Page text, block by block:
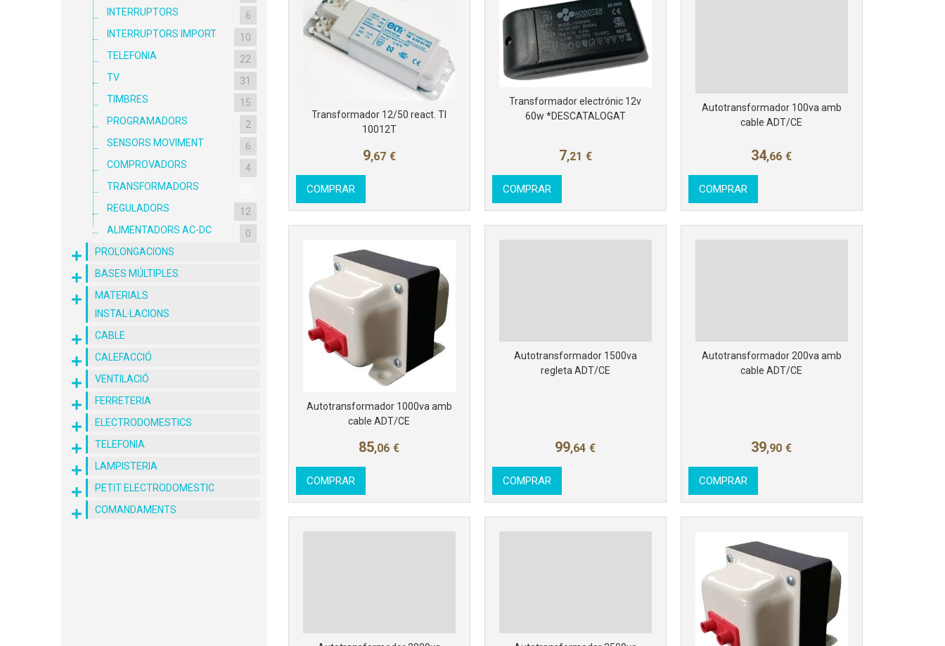
INTERRUPTORS
6
INTERRUPTORS IMPORT
10
TELEFONIA
22
TV
31
TIMBRES
15
PROGRAMADORS
2
SENSORS MOVIMENT
6
COMPROVADORS
4
TRANSFORMADORS
REGULADORS
12
ALIMENTADORS AC-DC
0
PROLONGACIONS
BASES MÚLTIPLES
MATERIALS
INSTAL·LACIONS
CABLE
CALEFACCIÓ
VENTILACIÓ
FERRETERIA
ELECTRODOMESTICS
TELEFONIA
LAMPISTERIA
PETIT ELECTRODOMESTIC
COMANDAMENTS
Transformador 12/50 react. TI
10012T
9,67 €
COMPRAR
Transformador electrónic 12v
60w *DESCATALOGAT
7,21 €
COMPRAR
Autotransformador 100va amb
cable ADT/CE
34,66 €
COMPRAR
Autotransformador 1000va amb
cable ADT/CE
85,06 €
COMPRAR
Autotransformador 1500va
regleta ADT/CE
99,64 €
COMPRAR
Autotransformador 200va amb
cable ADT/CE
39,90 €
COMPRAR